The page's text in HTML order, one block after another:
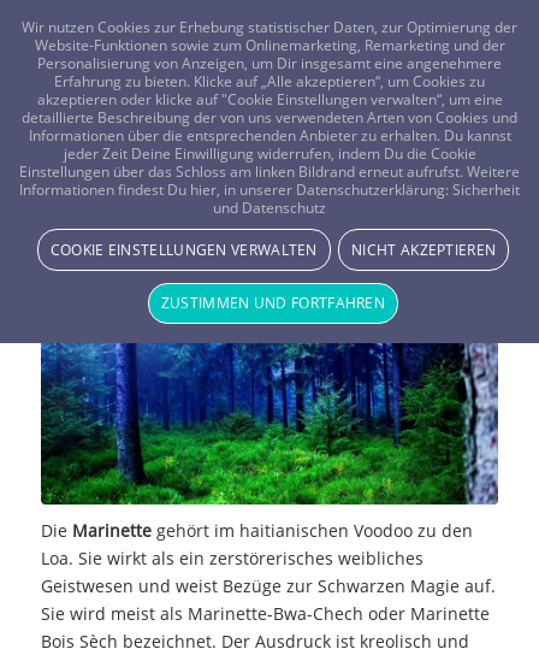
FRAGEN? KOSTENLOS ANRUFEN: 0800-8478266
Marinette – der Voodoo-Geist der
Zerstörung
SPIRITUALITÄT & RELIGION
Die Marinettegehört im haitianischen Voodoo zu den
Loa. Sie wirkt als ein zerstörerisches weibliches
Geistwesen und weist Bezüge zur Schwarzen Magie auf.
Sie wird meist als Marinette-Bwa-Chech oder Marinette
Bois Sèch bezeichnet. Der Ausdruck ist kreolisch und
Wir nutzen Cookies zur Erhebung statistischer Daten, zur Optimierung der
Website-Funktionen sowie zum Onlinemarketing, Remarketing und der
Personalisierung von Anzeigen, um Dir insgesamt eine angenehmere
Erfahrung zu bieten. Klicke auf „Alle akzeptieren“, um Cookies zu
akzeptieren oder klicke auf "Cookie Einstellungen verwalten“, um eine
detaillierte Beschreibung der von uns verwendeten Arten von Cookies und
Informationen über die entsprechenden Anbieter zu erhalten. Du kannst
jeder Zeit Deine Einwilligung widerrufen, indem Du die Cookie
Einstellungen über das Schloss am linken Bildrand erneut aufrufst. Weitere
Informationen findest Du hier, in unserer Datenschutzerklärung: Sicherheit
und Datenschutz
COOKIE EINSTELLUNGEN VERWALTEN NICHT AKZEPTIEREN
ZUSTIMMEN UND FORTFAHREN